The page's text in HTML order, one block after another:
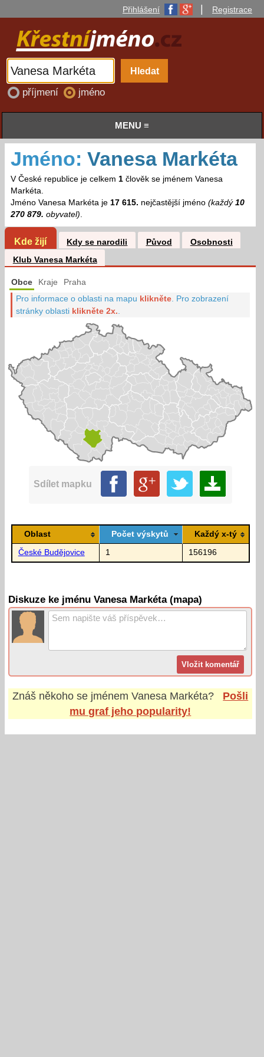
Přihlášení Registrace
příjmení jméno
MENU ≡
Jméno: Vanesa Markéta
V České republice je celkem 1člověk se jménem Vanesa
Markéta.
Jméno Vanesa Markéta je 17 615. nejčastější jméno (každý 10
270 879. obyvatel).
Kde žijí Kdy se narodili Původ
Osobnosti
Klub Vanesa Markéta
Obce Kraje Praha
Pro informace o oblasti na mapu klikněte Pro zobrazení
stránky oblasti klikněte 2x.
Sdílet mapku
Oblast Počet výskytů Každý x-tý
České Budějovice 1 156196
Diskuze ke jménu Vanesa Markéta (mapa)
Znáš někoho se jménemVanesa Markéta?
Pošli
mu graf jeho popularity!